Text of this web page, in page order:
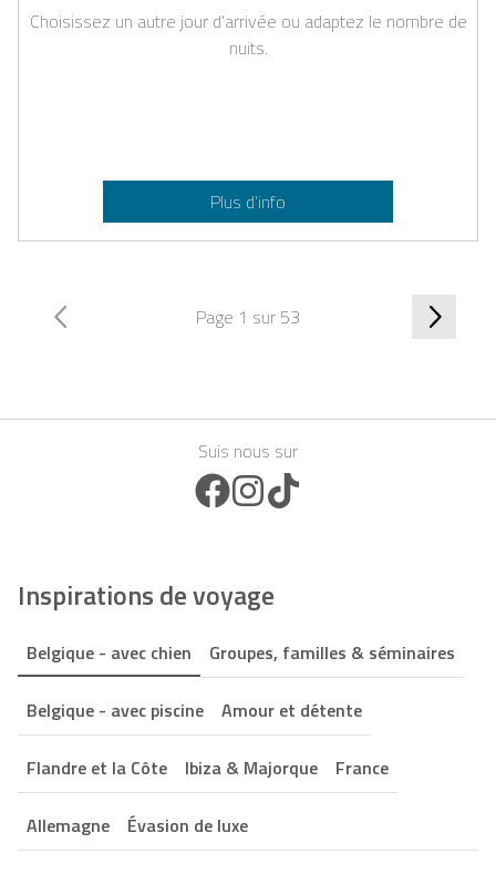
Choisissez un autre jour d’arrivée ou adaptez le nombre de
nuits.
Plus d’info
Page 1 sur 53
Suis nous sur
Facebook Icon
Instagram Icon
Inspirations de voyage
Belgique - avec chien Groupes, familles & séminaires
Belgique - avec piscine Amour et détente
Flandre et la Côte Ibiza & Majorque France
Allemagne Évasion de luxe